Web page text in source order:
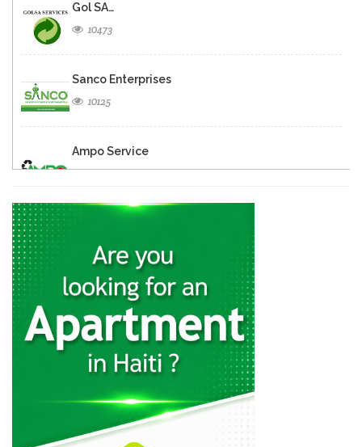
Gol SA…
10473
Sanco Enterprises
10125
Ampo Service
8916
8771
General Maintenance
8005
Topline Janitorial…
Klean-X